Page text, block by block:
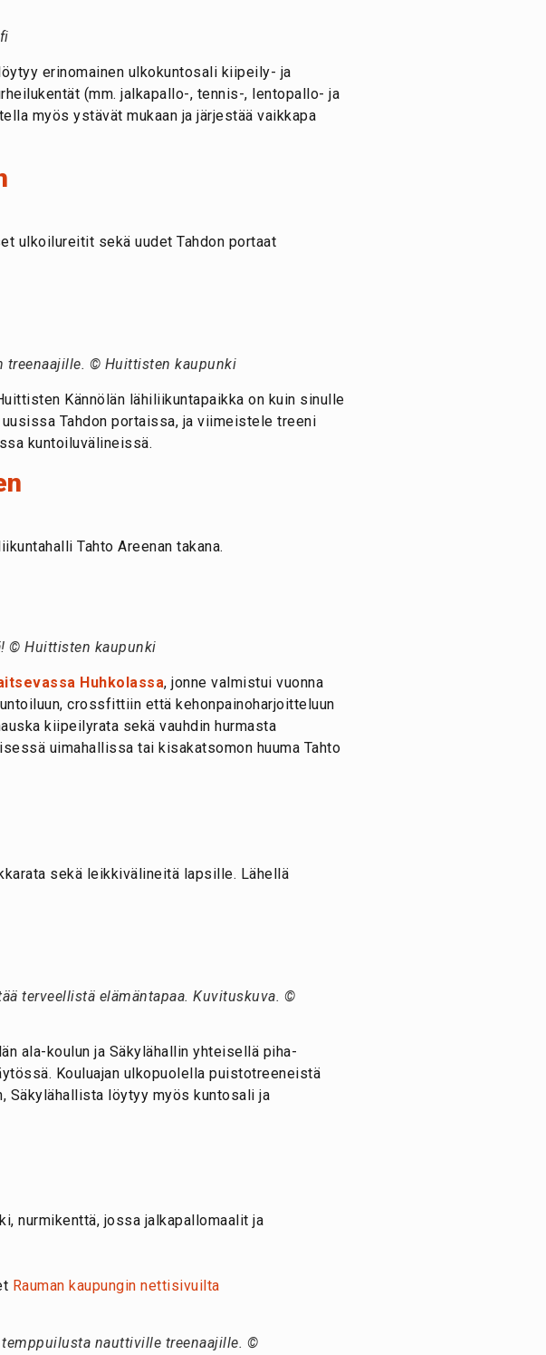
löytyy erinomainen ulkokuntosali kiipeily- ja
(mm. jalkapallo-, tennis-, lentopallo- ja
myös ystävät mukaan ja järjestää vaikkapa
ulkoilureitit sekä uudet Tahdon portaat
© Huittisten kaupunki
Kännölän lähiliikuntapaikka on kuin sinulle
Tahdon portaissa, ja viimeistele treeni
kuntoiluvälineissä.
Tahto Areenan takana.
© Huittisten kaupunki
Huhkolassa, jonne valmistui vuonna
crossfittiin että kehonpainoharjoitteluun
kiipeilyrata sekä vauhdin hurmasta
uimahallissa tai kisakatsomon huuma Tahto
sekä leikkivälineitä lapsille. Lähellä
terveellistä elämäntapaa. Kuvituskuva. ©
ala-koulun ja Säkylähallin yhteisellä piha-
Kouluajan ulkopuolella puistotreeneistä
Säkylähallista löytyy myös kuntosali ja
nurmikenttä, jossa jalkapallomaalit ja
Rauman kaupungin nettisivuilta
nauttiville treenaajille. ©